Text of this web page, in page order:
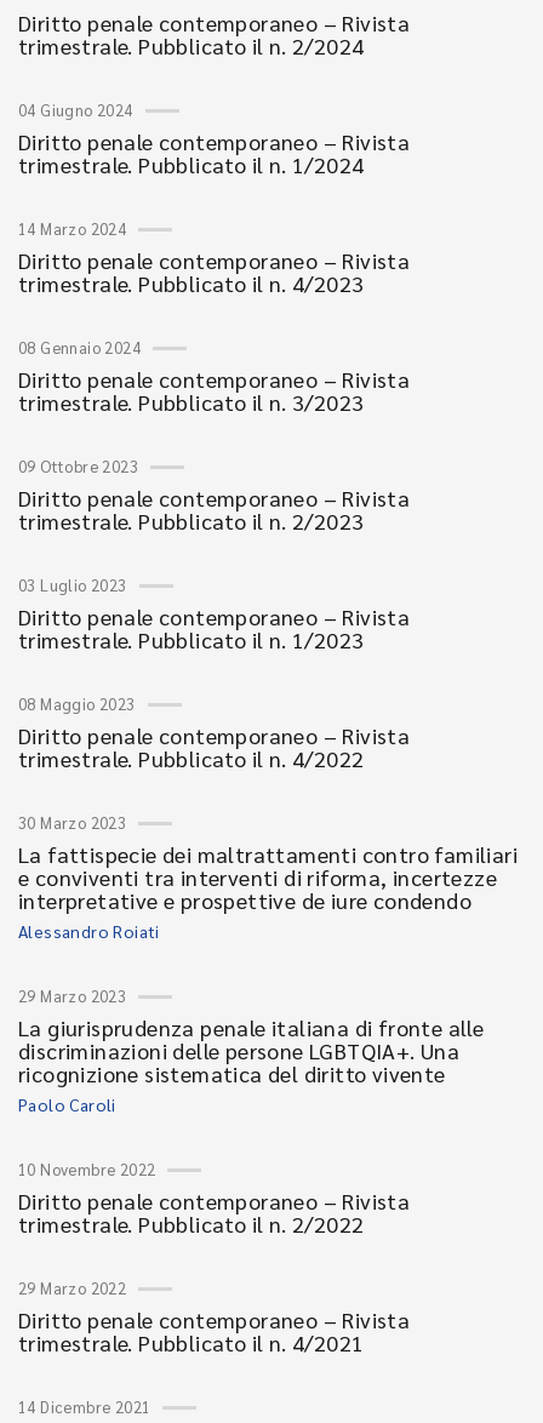
Diritto penale contemporaneo – Rivista
trimestrale. Pubblicato il n. 2/2024
04 Giugno 2024
Diritto penale contemporaneo – Rivista
trimestrale. Pubblicato il n. 1/2024
14 Marzo 2024
Diritto penale contemporaneo – Rivista
trimestrale. Pubblicato il n. 4/2023
08 Gennaio 2024
Diritto penale contemporaneo – Rivista
trimestrale. Pubblicato il n. 3/2023
09 Ottobre 2023
Diritto penale contemporaneo – Rivista
trimestrale. Pubblicato il n. 2/2023
03 Luglio 2023
Diritto penale contemporaneo – Rivista
trimestrale. Pubblicato il n. 1/2023
08 Maggio 2023
Diritto penale contemporaneo – Rivista
trimestrale. Pubblicato il n. 4/2022
30 Marzo 2023
La fattispecie dei maltrattamenti contro familiari
e conviventi tra interventi di riforma, incertezze
interpretative e prospettive de iure condendo
Alessandro Roiati
29 Marzo 2023
La giurisprudenza penale italiana di fronte alle
discriminazioni delle persone LGBTQIA+. Una
ricognizione sistematica del diritto vivente
Paolo Caroli
10 Novembre 2022
Diritto penale contemporaneo – Rivista
trimestrale. Pubblicato il n. 2/2022
29 Marzo 2022
Diritto penale contemporaneo – Rivista
trimestrale. Pubblicato il n. 4/2021
14 Dicembre 2021